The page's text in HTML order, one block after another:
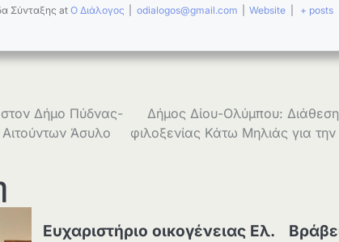
Σύνταξης at Ο Διάλογος odialogos@gmail.com Website + posts
Δήμο Πύδνας-
Άσυλο
Δήμος Δίου-Ολύμπου:
φιλοξενίας Κάτω Μηλιάς για
Ευχαριστήριο οικογένειας Ελ.